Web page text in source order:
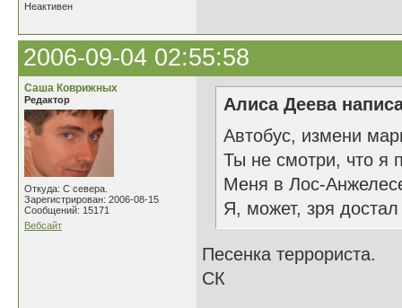
Неактивен
2006-09-04 02:55:58
Саша Коврижных
Редактор
Откуда: С севера.
Зарегистрирован: 2006-08-15
Сообщений: 15171
Вебсайт
Алиса Деева
Автобус, измени
Ты не смотри, что я
Меня в Лос-
Я, может, зря достал
Песенка террориста.
СК